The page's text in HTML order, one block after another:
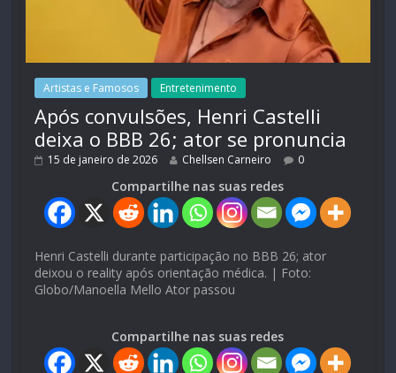
Artistas e Famosos Entretenimento
Após convulsões, Henri Castelli
deixa o BBB 26; ator se pronuncia
15 de janeiro de 2026 Chellsen Carneiro 0
Compartilhe nas suas redes
Henri Castelli durante participação no BBB 26; ator
deixou o reality após orientação médica. | Foto:
Globo/Manoella Mello Ator passou
Compartilhe nas suas redes